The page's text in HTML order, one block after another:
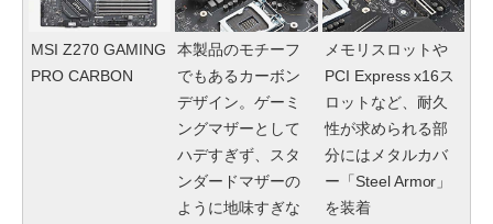
MSI Z270 GAMING
PRO CARBON
本製品のモチーフ
でもあるカーボン
デザイン。ゲーミ
ングマザーとして
ハデすぎず、スタ
ンダードマザーの
ように地味すぎな
メモリスロットや
PCI Express x16ス
ロットなど、耐久
性が求められる部
分にはメタルカバ
ー「Steel Armor」
を装着